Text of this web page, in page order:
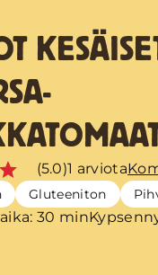
(5.0)1 arviota
Gluteeniton
30 min